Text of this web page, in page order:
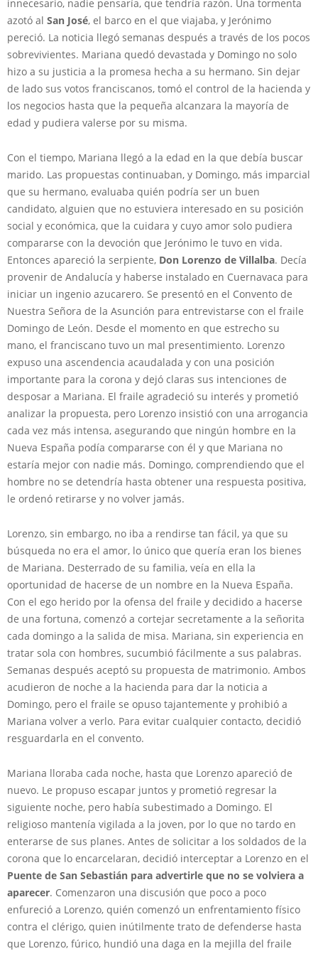
innecesario, nadie pensaría, que tendría razón. Una tormenta
azotó al San José, el barco en el que viajaba, y Jerónimo
pereció. La noticia llegó semanas después a través de los pocos
sobrevivientes. Mariana quedó devastada y Domingo no solo
hizo a su justicia a la promesa hecha a su hermano. Sin dejar
de lado sus votos franciscanos, tomó el control de la hacienda y
los negocios hasta que la pequeña alcanzara la mayoría de
edad y pudiera valerse por su misma.
Con el tiempo, Mariana llegó a la edad en la que debía buscar
marido. Las propuestas continuaban, y Domingo, más imparcial
que su hermano, evaluaba quién podría ser un buen
candidato, alguien que no estuviera interesado en su posición
social y económica, que la cuidara y cuyo amor solo pudiera
compararse con la devoción que Jerónimo le tuvo en vida.
Entonces apareció la serpiente, Don Lorenzo de Villalba. Decía
provenir de Andalucía y haberse instalado en Cuernavaca para
iniciar un ingenio azucarero. Se presentó en el Convento de
Nuestra Señora de la Asunción para entrevistarse con el fraile
Domingo de León. Desde el momento en que estrecho su
mano, el franciscano tuvo un mal presentimiento. Lorenzo
expuso una ascendencia acaudalada y con una posición
importante para la corona y dejó claras sus intenciones de
desposar a Mariana. El fraile agradeció su interés y prometió
analizar la propuesta, pero Lorenzo insistió con una arrogancia
cada vez más intensa, asegurando que ningún hombre en la
Nueva España podía compararse con él y que Mariana no
estaría mejor con nadie más. Domingo, comprendiendo que el
hombre no se detendría hasta obtener una respuesta positiva,
le ordenó retirarse y no volver jamás.
Lorenzo, sin embargo, no iba a rendirse tan fácil, ya que su
búsqueda no era el amor, lo único que quería eran los bienes
de Mariana. Desterrado de su familia, veía en ella la
oportunidad de hacerse de un nombre en la Nueva España.
Con el ego herido por la ofensa del fraile y decidido a hacerse
de una fortuna, comenzó a cortejar secretamente a la señorita
cada domingo a la salida de misa. Mariana, sin experiencia en
tratar sola con hombres, sucumbió fácilmente a sus palabras.
Semanas después aceptó su propuesta de matrimonio. Ambos
acudieron de noche a la hacienda para dar la noticia a
Domingo, pero el fraile se opuso tajantemente y prohibió a
Mariana volver a verlo. Para evitar cualquier contacto, decidió
resguardarla en el convento.
Mariana lloraba cada noche, hasta que Lorenzo apareció de
nuevo. Le propuso escapar juntos y prometió regresar la
siguiente noche, pero había subestimado a Domingo. El
religioso mantenía vigilada a la joven, por lo que no tardo en
enterarse de sus planes. Antes de solicitar a los soldados de la
corona que lo encarcelaran, decidió interceptar a Lorenzo en el
Puente de San Sebastián para advertirle que no se volviera a
aparecer. Comenzaron una discusión que poco a poco
enfureció a Lorenzo, quién comenzó un enfrentamiento físico
contra el clérigo, quien inútilmente trato de defenderse hasta
que Lorenzo, fúrico, hundió una daga en la mejilla del fraile